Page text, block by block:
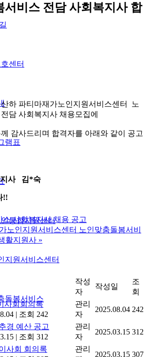
센터
램표
통합지원센터
지원서비스센터
돌봄서비스
서비스 전담 사회복지사 합
하 파티마재가노인지원서비스센터 노
담 사회복지사 채용모집에
감사드리며 합격자를 아래와 같이 공고
지사 김*숙
스 사회복지사 채용 공고
노인지원서비스센터 노인맞춤돌봄서비
활지원사 »
작성
자
작성일
조
회
사회회의록
| 조회 242
관리
자
2025.08.04 242
경 예산 공고
| 조회 312
관리
자
2025.03.15 312
사회 회의록
관리
2025.03.15 307